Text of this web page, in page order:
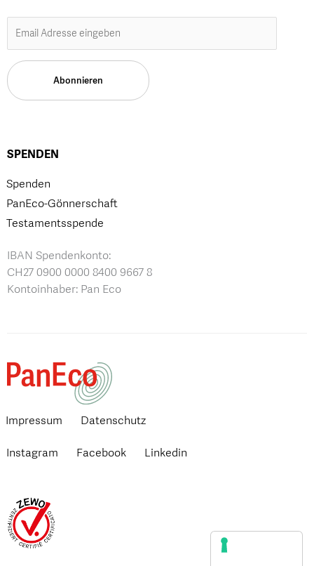
SPENDEN
Spenden
PanEco-Gönnerschaft
Testamentsspende
IBAN Spendenkonto:
CH27 0900 0000 8400 9667 8
Kontoinhaber: Pan Eco
Impressum Datenschutz
Instagram Facebook Linkedin